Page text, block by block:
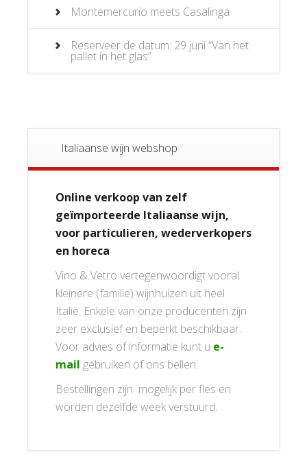
Montemercurio meets Casalinga
Reserveer de datum: 29 juni “Van het
pallet in het glas”
Italiaanse wijn webshop
Online verkoop van zelf
geïmporteerde Italiaanse wijn,
voor particulieren, wederverkopers
en horeca
Vino & Vetro vertegenwoordigt vooral
kleinere (familie) wijnhuizen uit heel
Italië. Enkele van onze producenten zijn
zeer exclusief en beperkt beschikbaar.
Voor advies of informatie kunt u e-
mail gebruiken of ons bellen.
Bestellingen zijn mogelijk per fles en
worden dezelfde week verstuurd.